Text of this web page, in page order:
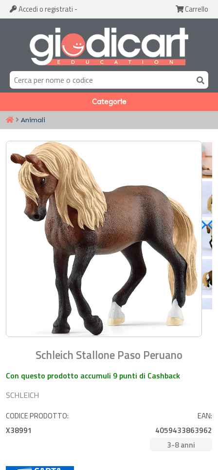
Accedi o registrati - Carrello
Categorie
Animali
Schleich Stallone Paso Peruano
Con questo prodotto accumuli 9 punti di Cashback
SCHLEICH
CODICE PRODOTTO:
X38991
EAN:
4059433863962
3-8 anni